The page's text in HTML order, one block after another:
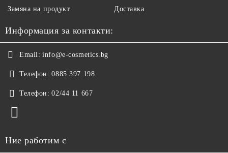
Замяна на продукт Доставка
Информация за контакти:
Email: info@e-cosmetics.bg
Телефон: 0885 397 198
Телефон: 02/44 11 667
Ние работим с